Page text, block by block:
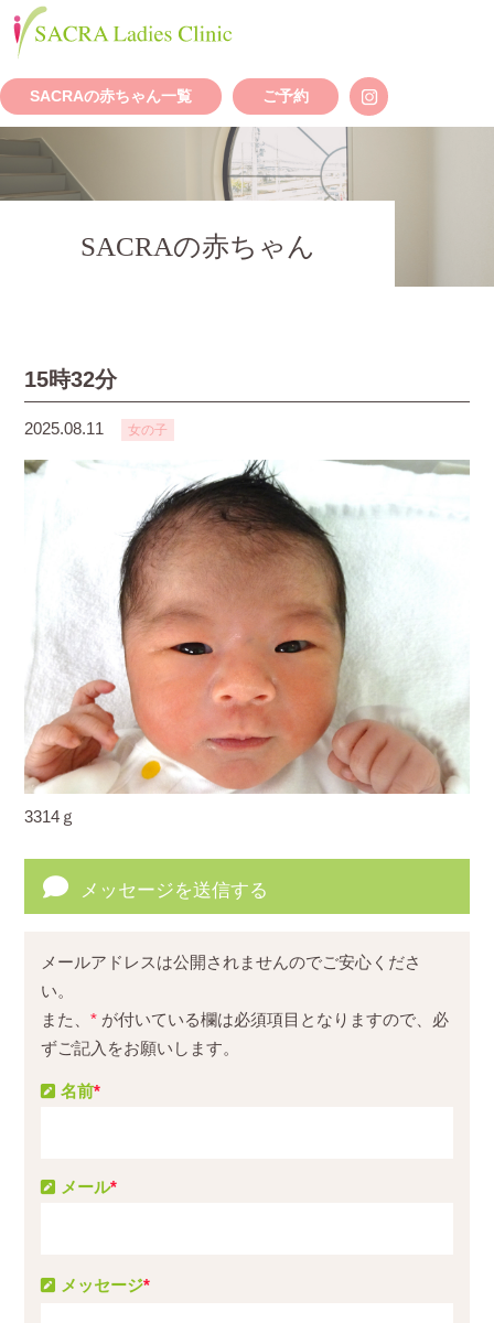
SACRAの赤ちゃん一覧 ご予約
SACRAの赤ちゃん
15時32分
2025.08.11 女の子
3314ｇ
メッセージを送信する
メールアドレスは公開されませんのでご安心くださ
い。
また、* が付いている欄は必須項目となりますので、必
ずご記入をお願いします。
メッセージ*
名前*
メール*